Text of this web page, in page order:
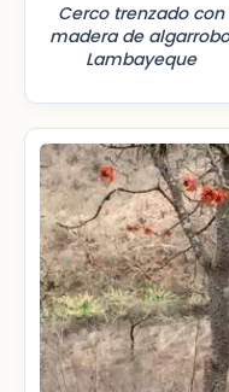
Cerco trenzado con
madera de
Lambayeque